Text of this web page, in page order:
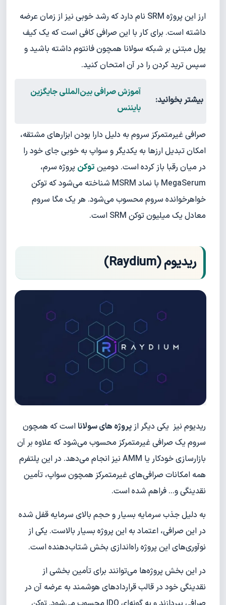
ارز این پروژه SRM نام دارد که رشد خوبی نیز از زمان عرضه
داشته است. برای کار با این صرافی کافی است که یک کیف
پول مبتنی بر شبکه سولانا همچون فانتوم داشته باشید و
سپس ترید کردن را در آن امتحان کنید.
بیشتر بخوانید:
آموزش صرافی بین‌المللی جایگزین
بایننس
صرافی غیرمتمرکز سروم به دلیل دارا بودن ابزارهای مشتقه،
امکان تبدیل ارزها به یکدیگر و سواپ به خوبی جای خود را
در میان رقبا باز کرده است. دومین توکن پروژه سرم،
MegaSerum با نماد MSRM شناخته می‌شود که توکن
خواهرخوانده سروم محسوب می‌شود. هر یک مگا سروم
معادل یک میلیون توکن SRM است.
ریدیوم (Raydium)
ریدیوم نیز یکی دیگر ازپروژه های سولانااست که همچون
سروم یک صرافی غیرمتمرکز محسوب می‌شود که علاوه بر آن
بازارسازی خودکار یا AMM نیز انجام می‌دهد. در این پلتفرم
همه امکانات صرافی‌های غیرمتمرکز همچون سواپ، تأمین
نقدینگی و... فراهم شده است.
به دلیل جذب سرمایه بسیار و حجم بالای سرمایه قفل شده
در این صرافی، اعتماد به این پروژه بسیار بالاست. یکی از
نوآوری‌های این پروژه راه‌اندازی بخش شتاب‌دهنده است.
در این بخش پروژه‌ها می‌توانند برای تأمین بخشی از
نقدینگی خود در قالب قراردادهای هوشمند به عرضه آن در